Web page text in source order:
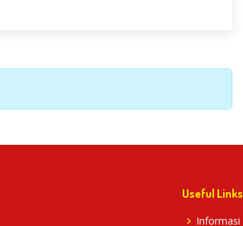
Useful Links
Informasi